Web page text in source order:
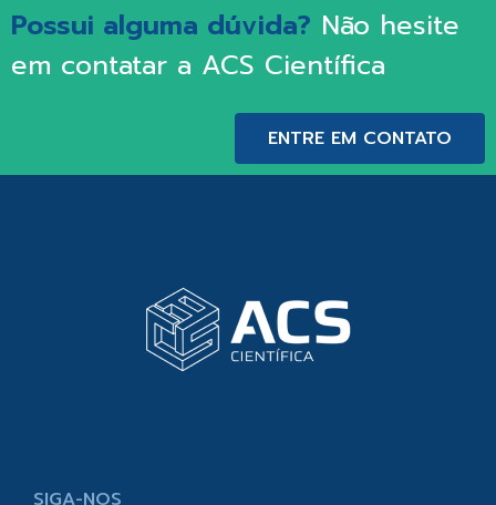
Possui alguma dúvida? Não hesite
em contatar a ACS Científica
ENTRE EM CONTATO